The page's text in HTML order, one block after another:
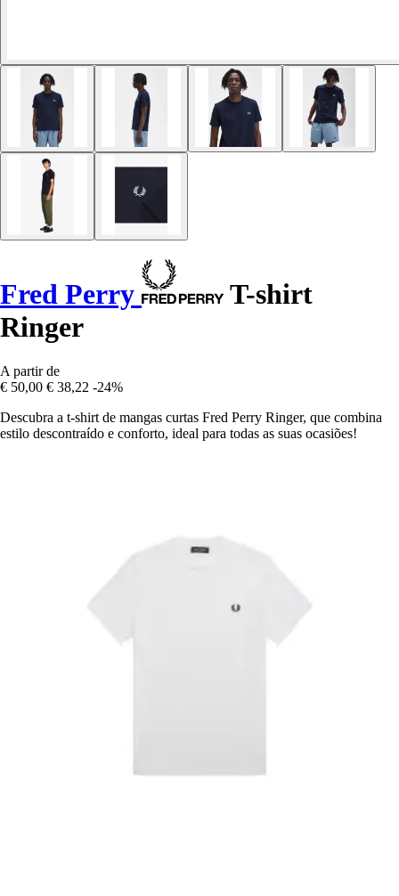
Fred Perry
T-shirt
Ringer
A partir de
€ 50,00 € 38,22 -24%
Descubra a t-shirt de mangas curtas Fred Perry Ringer, que combina
estilo descontraído e conforto, ideal para todas as suas ocasiões!